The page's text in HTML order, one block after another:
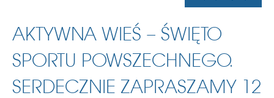
AKTYWNA WIEŚ – ŚWIĘTO
SPORTU POWSZECHNEGO.
SERDECZNIE ZAPRASZAMY 12